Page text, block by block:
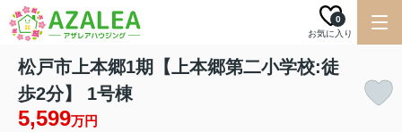
お気に入り
0
松戸市上本郷1期【上本郷第二小学校:徒
歩2分】 1号棟
5,599万円